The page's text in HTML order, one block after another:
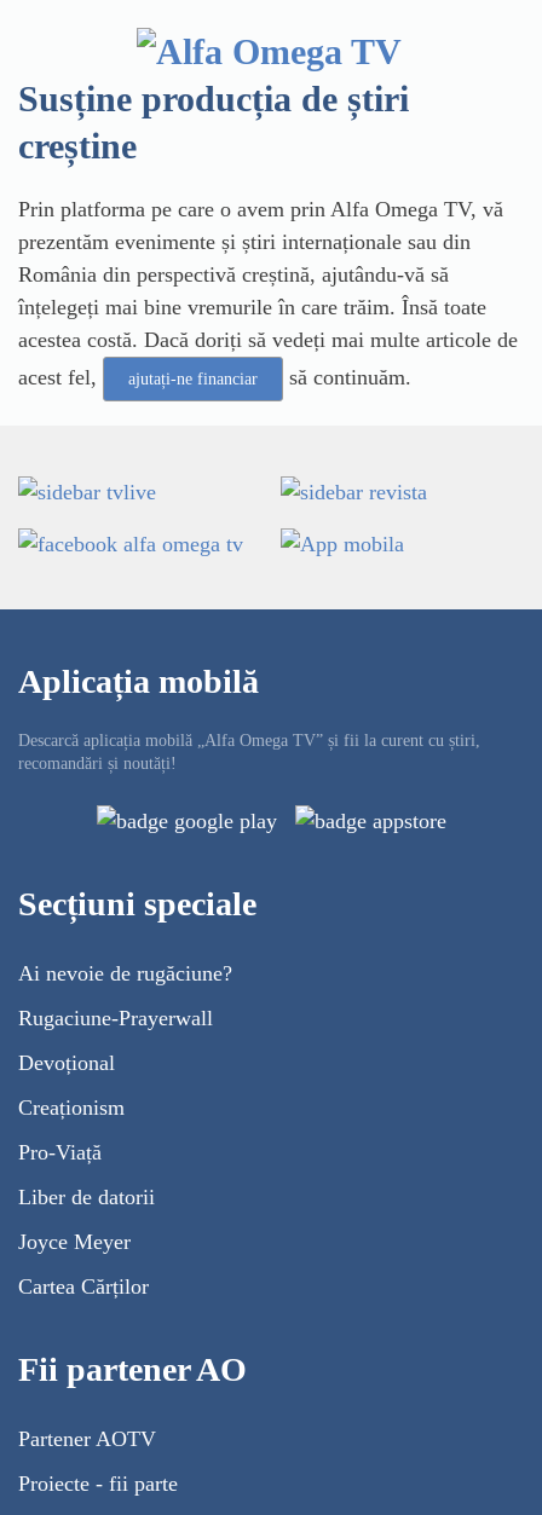
Susține producția de știri
creștine
Prin platforma pe care o avem prin Alfa Omega TV, vă
prezentăm evenimente și știri internaționale sau din
România din perspectivă creștină, ajutându-vă să
înțelegeți mai bine vremurile în care trăim. Însă toate
acestea costă. Dacă doriți să vedeți mai multe articole de
acest fel,
ajutați-ne financiar să continuăm.
Aplicația mobilă
Descarcă aplicația mobilă „Alfa Omega TV” și fii la curent cu știri,
recomandări și noutăți!
Secțiuni speciale
Ai nevoie de rugăciune?
Rugaciune-Prayerwall
Devoțional
Creaționism
Pro-Viață
Liber de datorii
Joyce Meyer
Cartea Cărților
Fii partener AO
Partener AOTV
Proiecte - fii parte